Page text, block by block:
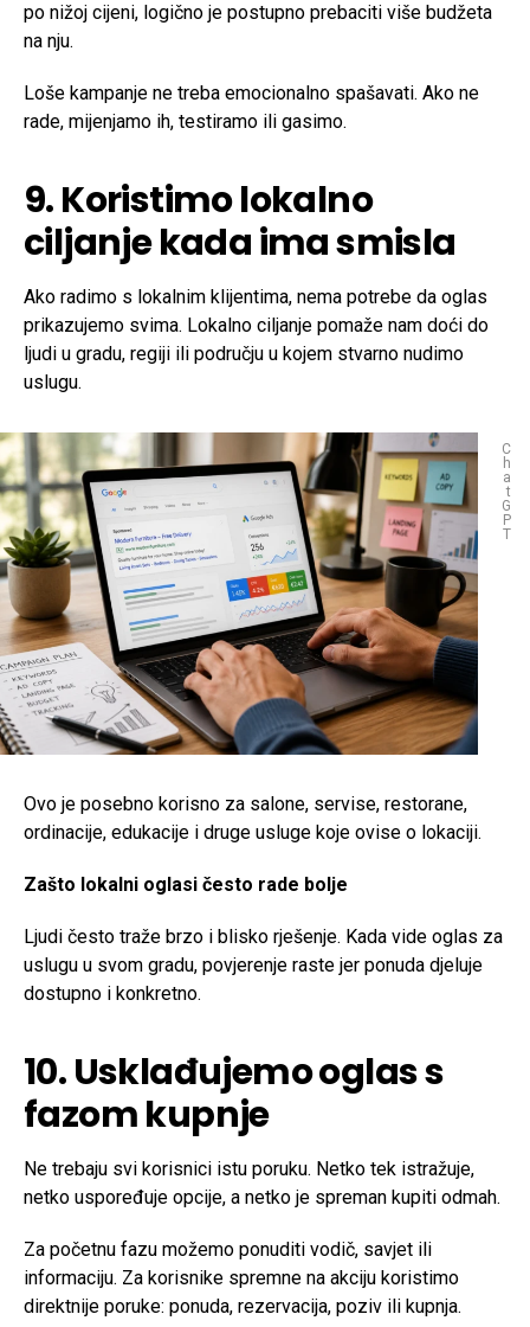
po nižoj cijeni, logično je postupno prebaciti više budžeta
na nju.
Loše kampanje ne treba emocionalno spašavati. Ako ne
rade, mijenjamo ih, testiramo ili gasimo.
9. Koristimo lokalno
ciljanje kada ima smisla
Ako radimo s lokalnim klijentima, nema potrebe da oglas
prikazujemo svima. Lokalno ciljanje pomaže nam doći do
ljudi u gradu, regiji ili području u kojem stvarno nudimo
uslugu.
C
h
a
t
G
P
T
Ovo je posebno korisno za salone, servise, restorane,
ordinacije, edukacije i druge usluge koje ovise o lokaciji.
Zašto lokalni oglasi često rade bolje
Ljudi često traže brzo i blisko rješenje. Kada vide oglas za
uslugu u svom gradu, povjerenje raste jer ponuda djeluje
dostupno i konkretno.
10. Usklađujemo oglas s
fazom kupnje
Ne trebaju svi korisnici istu poruku. Netko tek istražuje,
netko uspoređuje opcije, a netko je spreman kupiti odmah.
Za početnu fazu možemo ponuditi vodič, savjet ili
informaciju. Za korisnike spremne na akciju koristimo
direktnije poruke: ponuda, rezervacija, poziv ili kupnja.